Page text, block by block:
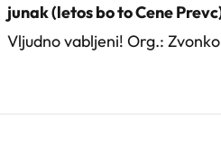
junak (letos bo to Cene
Vljudno vabljeni! Org.: